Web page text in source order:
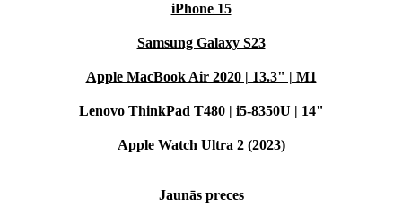
iPhone 15
Samsung Galaxy S23
Apple MacBook Air 2020 | 13.3" | M1
Lenovo ThinkPad T480 | i5-8350U | 14"
Apple Watch Ultra 2 (2023)
Jaunās preces